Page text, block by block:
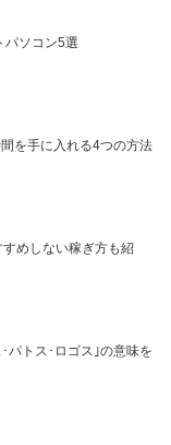
パソコン5選
を手に入れる4つの方法
めしない稼ぎ方も紹
パトス･ロゴス｣の意味を